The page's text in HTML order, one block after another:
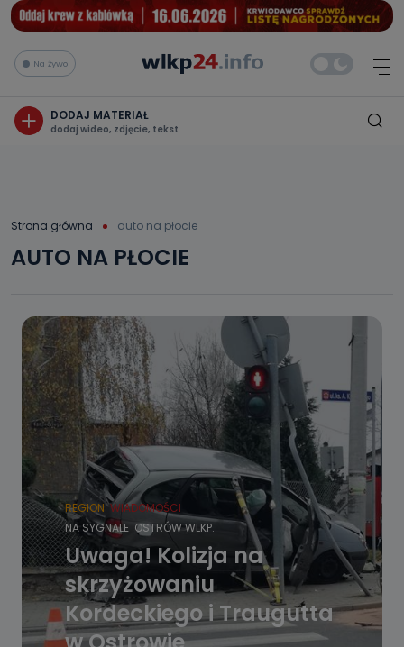
Na żywo
DODAJ MATERIAŁ
dodaj wideo, zdjęcie, tekst
Strona główna auto na płocie
AUTO NA PŁOCIE
REGION WIADOMOŚCI
NA SYGNALE OSTRÓW WLKP.
Uwaga! Kolizja na
skrzyżowaniu
Kordeckiego i Traugutta